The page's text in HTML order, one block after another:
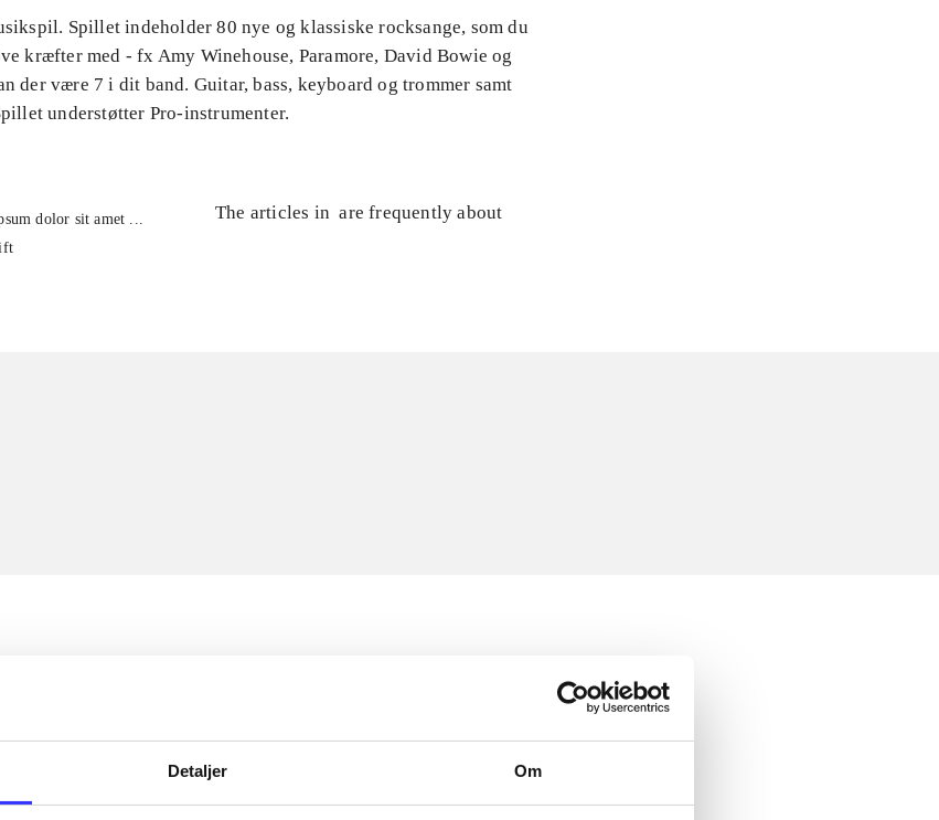
Detaljer Om
Spillet indeholder 80 nye og klassiske rocksange, som du
kræfter med - fx Amy Winehouse, Paramore, David Bowie og
der være 7 i dit band. Guitar, bass, keyboard og trommer samt
understøtter Pro-instrumenter.
dolor sit amet ...
The articles in are frequently about